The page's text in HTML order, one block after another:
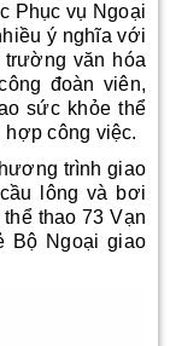
Phục vụ Ngoại
ý nghĩa với
văn hóa
đoàn viên,
sức khỏe thể
công việc.
trình giao
lông và bơi
thao 73 Vạn
Bộ Ngoại giao